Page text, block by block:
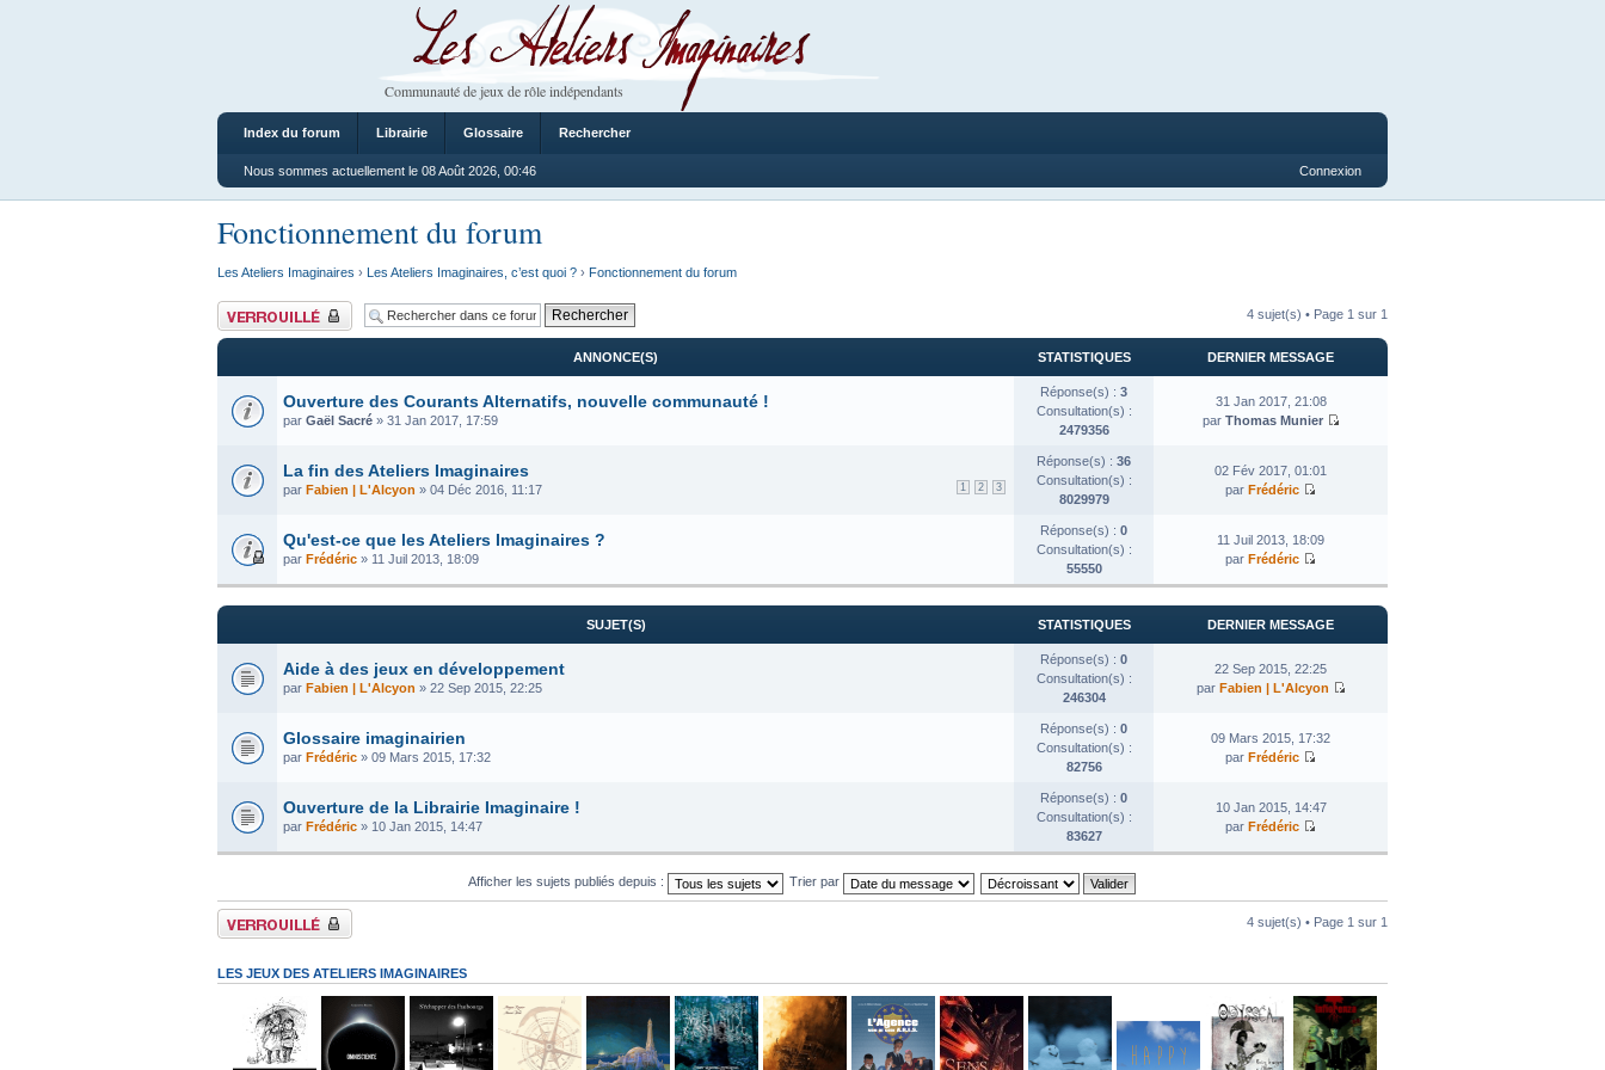
Les Ateliers Imaginaires
Communauté de jeux de rôle indépendants
Index du forum Librairie Glossaire Rechercher
Nous sommes actuellement le 08 Août 2026, 00:46 Connexion
Fonctionnement du forum
Les Ateliers Imaginaires › Les Ateliers Imaginaires, c’est quoi ? › Fonctionnement du forum
Forum verrouillé 4 sujet(s) • Page 1 sur 1
ANNONCE(S) STATISTIQUES DERNIER MESSAGE
Ouverture des Courants Alternatifs, nouvelle communauté !
par Gaël Sacré » 31 Jan 2017, 17:59
Réponse(s) : 3
Consultation(s) :
2479356
31 Jan 2017, 21:08
par Thomas Munier
La fin des Ateliers Imaginaires
1 2 3
par Fabien | L'Alcyon » 04 Déc 2016, 11:17
Réponse(s) : 36
Consultation(s) :
8029979
02 Fév 2017, 01:01
par Frédéric
Qu'est-ce que les Ateliers Imaginaires ?
par Frédéric » 11 Juil 2013, 18:09
Réponse(s) : 0
Consultation(s) :
55550
11 Juil 2013, 18:09
par Frédéric
SUJET(S) STATISTIQUES DERNIER MESSAGE
Aide à des jeux en développement
par Fabien | L'Alcyon » 22 Sep 2015, 22:25
Réponse(s) : 0
Consultation(s) :
246304
22 Sep 2015, 22:25
par Fabien | L'Alcyon
Glossaire imaginairien
par Frédéric » 09 Mars 2015, 17:32
Réponse(s) : 0
Consultation(s) :
82756
09 Mars 2015, 17:32
par Frédéric
Ouverture de la Librairie Imaginaire !
par Frédéric » 10 Jan 2015, 14:47
Réponse(s) : 0
Consultation(s) :
83627
10 Jan 2015, 14:47
par Frédéric
Afficher les sujets publiés depuis : Trier par
Forum verrouillé 4 sujet(s) • Page 1 sur 1
LES JEUX DES ATELIERS IMAGINAIRES